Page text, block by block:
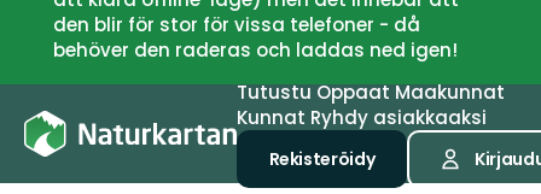
den blir för stor för vissa telefoner - då
behöver den raderas och laddas ned igen!
TutustuOppaatMaakunnat
Kunnat Ryhdy asiakkaaksi
Rekisteröidy